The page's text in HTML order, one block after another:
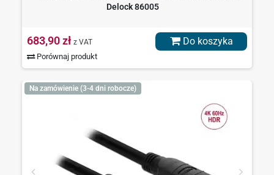
Delock 86005
683,90 zł z VAT
Porównaj produkt
Do koszyka
Na zamówienie (3-4 dni robocze)